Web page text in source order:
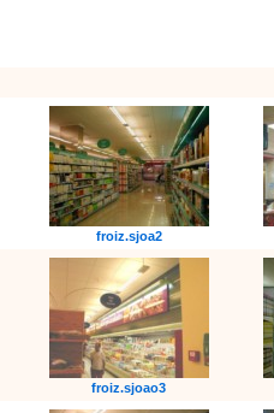
froiz.sjoa2
froiz.sjoao3